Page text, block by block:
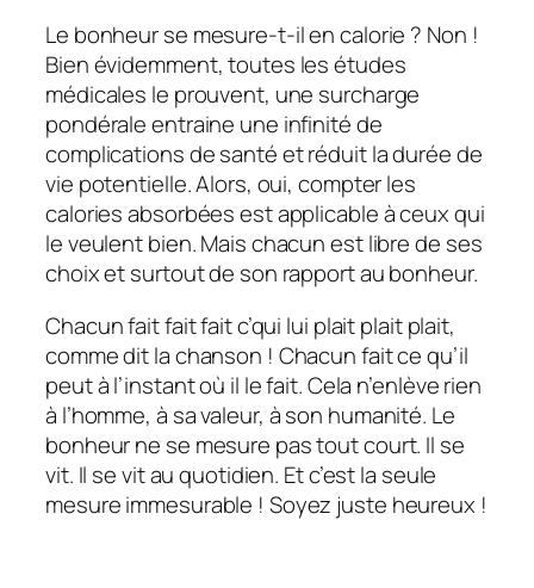
Le bonheur se mesure-t-il en calorie ? Non !
Bien évidemment, toutes les études
médicales le prouvent, une surcharge
pondérale entraine une infinité de
complications de santé et réduit la durée de
vie potentielle. Alors, oui, compter les
calories absorbées est applicable à ceux qui
le veulent bien. Mais chacun est libre de ses
choix et surtout de son rapport au bonheur.
Chacun fait fait fait c’qui lui plait plait plait,
comme dit la chanson ! Chacun fait ce qu’il
peut à l’instant où il le fait. Cela n’enlève rien
à l’homme, à sa valeur, à son humanité. Le
bonheur ne se mesure pas tout court. Il se
vit. Il se vit au quotidien. Et c’est la seule
mesure immesurable ! Soyez juste heureux !